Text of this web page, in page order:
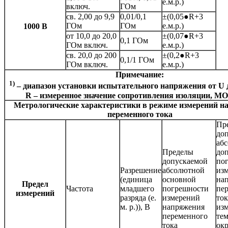
1000 В
включ.
ГОм
е.м.р.)
св. 2,00 до 9,9
ГОм
0,01/0,1
ГОм
±(0,05●R+3
е.м.р.)
от 10,0 до 20,0
ГОм включ.
0,1 ГОм
±(0,07●R+3
е.м.р.)
св. 20,0 до 200
ГОм включ.
0,1/1 ГОм
±(0,2●R+3
е.м.р.)
Примечание:
1) – диапазон установки испытательного напряжения от U
R – измеренное значение сопротивления изоляции,
Метрологические характеристики в режиме измерений
переменного тока
Предел
измерений
Частота
Разрешение
(единица
младшего
разряда (е.
м. р.)), В
Пределы
допускаемой
абсолютной
основной
погрешности
измерений
напряжения
переменного
тока